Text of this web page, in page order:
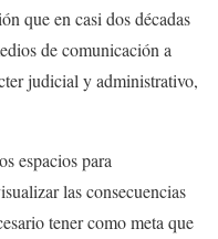
que en casi dos décadas
de comunicación a
judicial y administrativo,
espacios para
las consecuencias
tener como meta que